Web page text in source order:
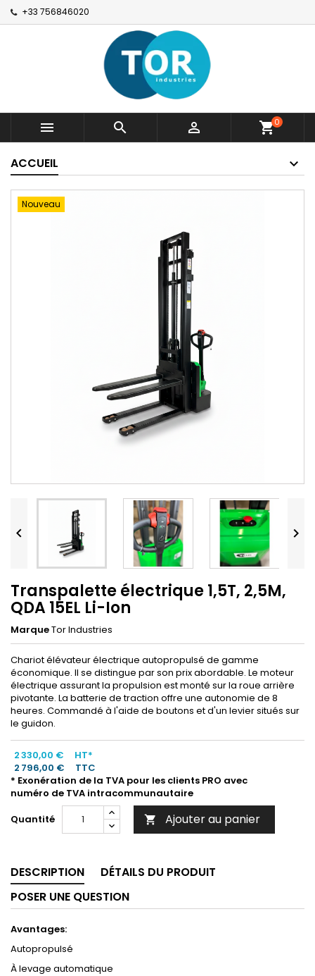
+33 756846020
   shopping_cart0
ACCUEIL
Nouveau
 
Transpalette électrique 1,5T, 2,5M,
QDA 15EL Li-Ion
MarqueTor Industries
Chariot élévateur électrique autopropulsé de gamme
économique. Il se distingue par son prix abordable. Le moteur
électrique assurant la propulsion est monté sur la roue arrière
pivotante. La batterie de traction offre une autonomie de 8
heures. Commandé à l'aide de boutons et d'un levier situés sur
le guidon.
2 330,00 €
HT*
2 796,00 €
TTC
* Exonération de la TVA pour les clients PRO avec
numéro de TVA intracommunautaire
Quantité
 Ajouter au panier
DESCRIPTION
DÉTAILS DU PRODUIT
POSER UNE QUESTION
Avantages:
Autopropulsé
À levage automatique